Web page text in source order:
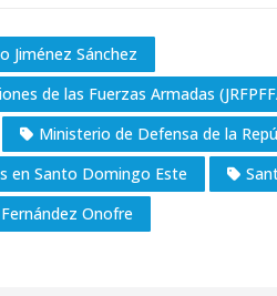
Jiménez Sánchez
de las Fuerzas Armadas
Ministerio de Defensa de la
en Santo Domingo Este
Onofre